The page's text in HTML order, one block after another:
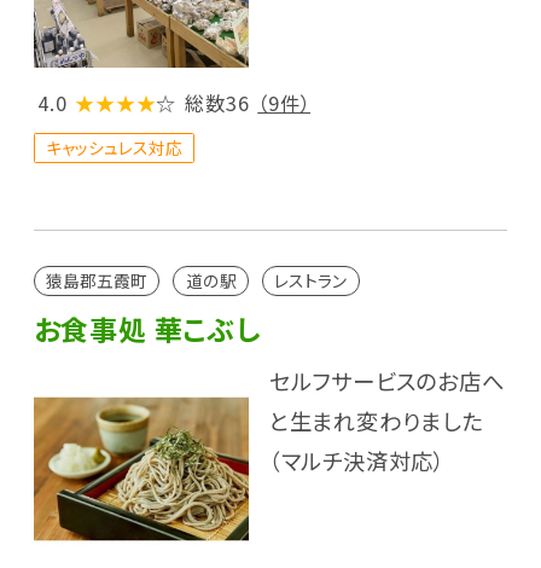
4.0 ★★★★☆ 総数36 （9件）
キャッシュレス対応
猿島郡五霞町 道の駅 レストラン
お食事処 華こぶし
セルフサービスのお店へ
と生まれ変わりました
（マルチ決済対応）